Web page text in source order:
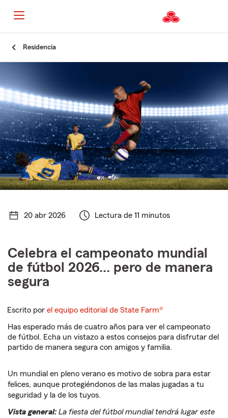
Residencia
20 abr 2026 Lectura de 11 minutos
Celebra el campeonato mundial
de fútbol 2026… pero de manera
segura
Escrito porel equipo editorial de State Farm®
Has esperado más de cuatro años para ver el campeonato
de fútbol. Echa un vistazo a estos consejos para disfrutar del
partido de manera segura con amigos y familia.
Un mundial en pleno verano es motivo de sobra para estar
felices, aunque protegiéndonos de las malas jugadas a tu
seguridad y la de los tuyos.
Vista general: La fiesta del fútbol mundial tendrá lugar este